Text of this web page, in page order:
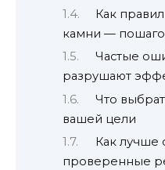
Как
камни —
Частые
разрушают
Что
вашей цели
Как лучше
проверенные